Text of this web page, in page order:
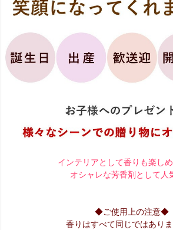
インテリアとして香りも楽しめ
オシャレな芳香剤として人
◆ご使用上の注意◆
香りはすべて同じではありま